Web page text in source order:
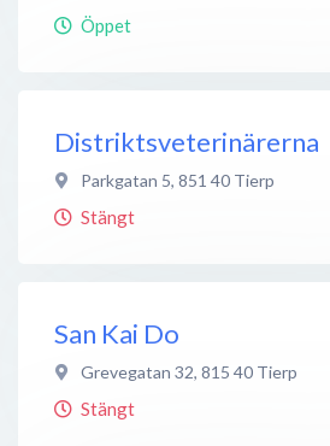
Öppet
Distriktsveterinärerna
Parkgatan 5, 851 40 Tierp
Stängt
San Kai Do
Grevegatan 32, 815 40 Tierp
Stängt